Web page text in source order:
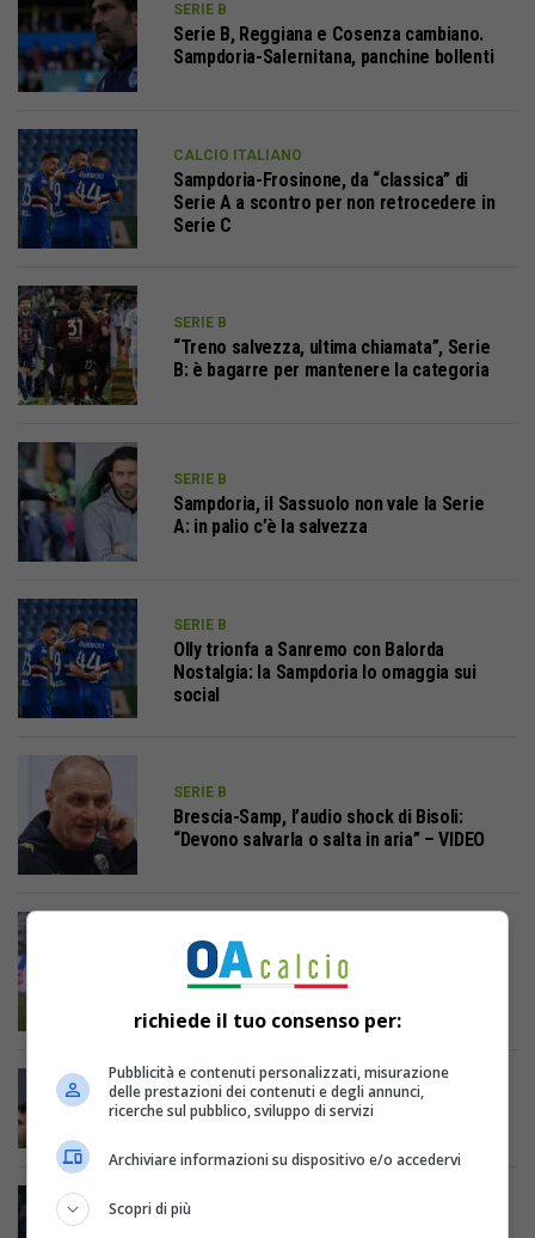
SERIE B
Serie B, Reggiana e Cosenza cambiano.
Sampdoria-Salernitana, panchine bollenti
CALCIO ITALIANO
Sampdoria-Frosinone, da “classica” di
Serie A a scontro per non retrocedere in
Serie C
SERIE B
“Treno salvezza, ultima chiamata”, Serie
B: è bagarre per mantenere la categoria
SERIE B
Sampdoria, il Sassuolo non vale la Serie
A: in palio c’è la salvezza
SERIE B
Olly trionfa a Sanremo con Balorda
Nostalgia: la Sampdoria lo omaggia sui
social
SERIE B
Brescia-Samp, l’audio shock di Bisoli:
“Devono salvarla o salta in aria” – VIDEO
SERIE B
Brescia-Sampdoria, insulti razzisti ad
Akinsanmiro: il messaggio del club sui
SERIE B
Quagliarella sogna la Sampdoria: “Se
CALCIO IN TV
richiede il tuo consenso per:
Pubblicità e contenuti personalizzati, misurazione
delle prestazioni dei contenuti e degli annunci,
ricerche sul pubblico, sviluppo di servizi
Archiviare informazioni su dispositivo e/o accedervi
Scopri di più